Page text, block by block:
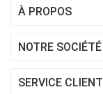
À PROPOS
NOTRE SOCIÉTÉ
SERVICE CLIENT